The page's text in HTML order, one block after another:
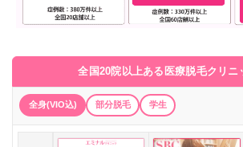
全国20院以上ある医療脱毛クリニ
全身(VIO込) 部分脱毛 学生